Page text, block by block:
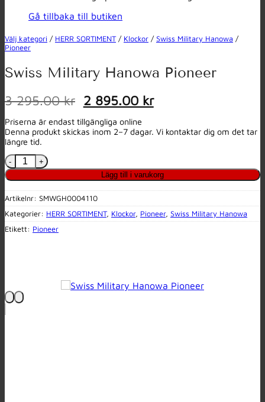
Gå tillbaka till butiken
Välj kategori / HERR SORTIMENT / Klockor / Swiss Military Hanowa /
Pioneer
Swiss Military Hanowa Pioneer
3 295.00 kr Det
ursprungliga
priset
var:
295.00 kr.
2 895.00 krDet
nuvarande
priset
är:
895.00 kr.
Priserna är endast tillgängliga online
Denna produkt skickas inom 2–7 dagar. Vi kontaktar dig om det tar
längre tid.
Swiss Military Hanowa Pioneer mängd
Lägg till i varukorg
Artikelnr: SMWGH0004110
Kategorier: HERR SORTIMENT, Klockor, Pioneer, Swiss Military Hanowa
Etikett: Pioneer